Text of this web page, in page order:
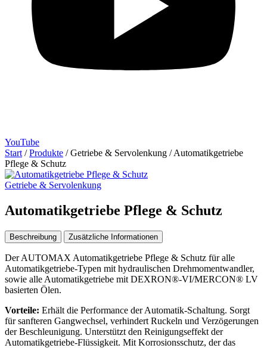
YouTube
Start / Produkte / Getriebe & Servolenkung / Automatikgetriebe
Pflege & Schutz
Getriebe & Servolenkung
Automatikgetriebe Pflege & Schutz
Beschreibung Zusätzliche Informationen
Der AUTOMAX Automatikgetriebe Pflege & Schutz für alle
Automatikgetriebe-Typen mit hydraulischen Drehmomentwandler,
sowie alle Automatikgetriebe mit DEXRON®-VI/MERCON® LV
basierten Ölen.
Vorteile: Erhält die Performance der Automatik-Schaltung. Sorgt
für sanfteren Gangwechsel, verhindert Ruckeln und Verzögerungen
der Beschleunigung. Unterstützt den Reinigungseffekt der
Automatikgetriebe-Flüssigkeit. Mit Korrosionsschutz, der das